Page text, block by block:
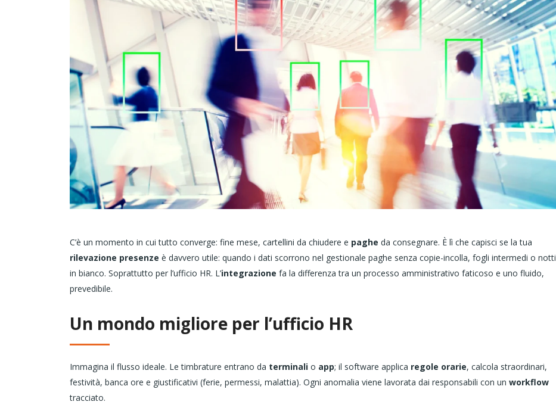
C’è un momento in cui tutto converge: fine mese, cartellini da chiudere e paghe da consegnare. È lì che capisci se la tua
rilevazione presenze è davvero utile: quando i dati scorrono nel gestionale paghe senza copie-incolla, fogli intermedi o notti
in bianco. Soprattutto per l’ufficio HR. L’integrazione fa la differenza tra un processo amministrativo faticoso e uno fluido,
prevedibile.
Un mondo migliore per l’ufficio HR
Immagina il flusso ideale. Le timbrature entrano da terminali o app; il software applica regole orarie, calcola straordinari,
festività, banca ore e giustificativi (ferie, permessi, malattia). Ogni anomalia viene lavorata dai responsabili con un workflow
tracciato.